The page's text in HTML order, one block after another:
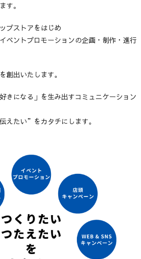
す。
プストアをはじめ
ベントプロモーションの企画・制作・進行
創出いたします。
きになる」を生み出すコミュニケーション
えたい”をカタチにします。